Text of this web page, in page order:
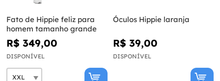
Fato de Hippie feliz para
homem tamanho grande
R$ 349,00
DISPONÍVEL
Óculos Hippie laranja
R$ 39,00
DISPONÍVEL